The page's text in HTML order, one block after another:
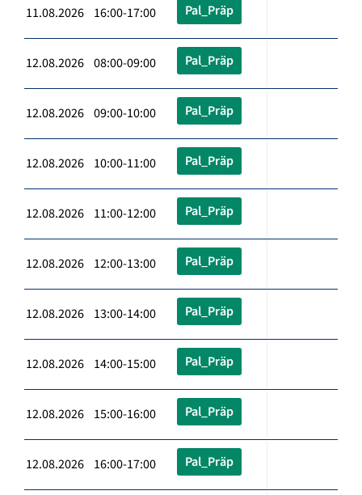
11.08.2026 16:00-17:00 Pal_Präp
12.08.2026 08:00-09:00 Pal_Präp
12.08.2026 09:00-10:00 Pal_Präp
12.08.2026 10:00-11:00 Pal_Präp
12.08.2026 11:00-12:00 Pal_Präp
12.08.2026 12:00-13:00 Pal_Präp
12.08.2026 13:00-14:00 Pal_Präp
12.08.2026 14:00-15:00 Pal_Präp
12.08.2026 15:00-16:00 Pal_Präp
12.08.2026 16:00-17:00 Pal_Präp